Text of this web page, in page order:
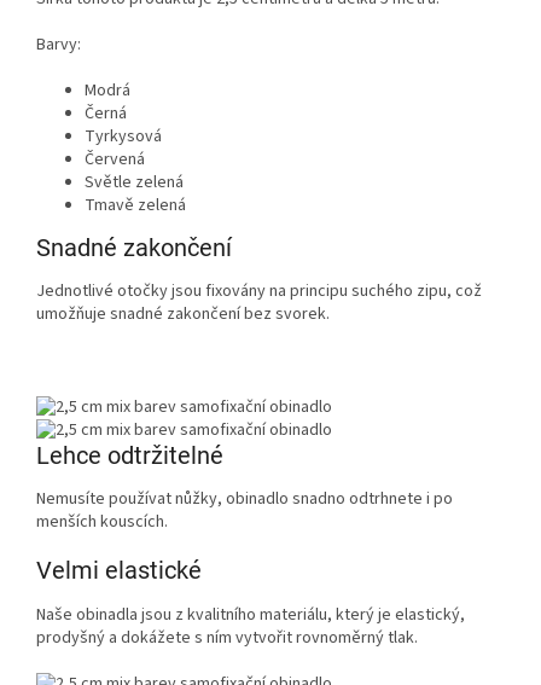
Barvy:
Modrá
Černá
Tyrkysová
Červená
Světle zelená
Tmavě zelená
Snadné zakončení
Jednotlivé otočky jsou fixovány na principu suchého zipu, což
umožňuje snadné zakončení bez svorek.
Lehce odtržitelné
Nemusíte používat nůžky, obinadlo snadno odtrhnete i po
menších kouscích.
Velmi elastické
Naše obinadla jsou z kvalitního materiálu, který je elastický,
prodyšný a dokážete s ním vytvořit rovnoměrný tlak.